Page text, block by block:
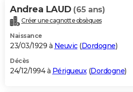
Andrea LAUD (65 ans)
Créer une cagnotte obsèques
Naissance
23/03/1929 à Neuvic(Dordogne)
Décès
24/12/1994 à Périgueux(Dordogne)